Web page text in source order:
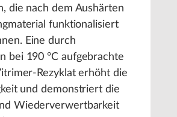
die nach dem Aushärten
funktionalisiert
Eine durch
bei 190 °C aufgebrachte
Rezyklat erhöht die
und demonstriert die
Wiederverwertbarkeit